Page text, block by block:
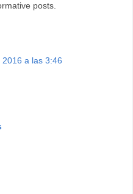
posts.
a las 3:46